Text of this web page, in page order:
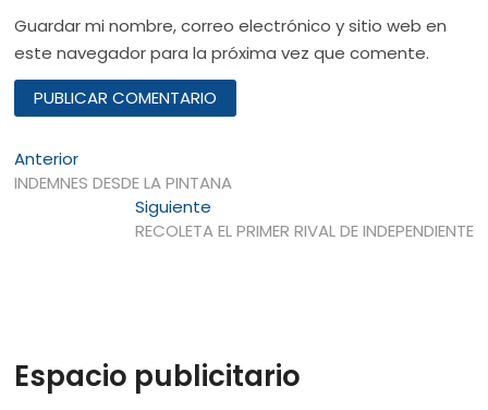
Guardar mi nombre, correo electrónico y sitio web en
este navegador para la próxima vez que comente.
Navegación
de
entradas
AnteriorEntrada
anterior:
INDEMNES DESDE LA PINTANA
SiguienteEntrada
siguiente:
RECOLETA EL PRIMER RIVAL DE INDEPENDIENTE
Espacio publicitario